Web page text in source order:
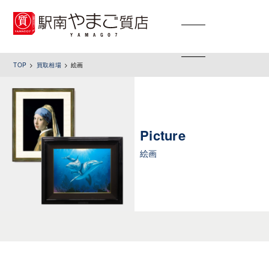
toggle
TOP 買取相場 絵画
Picture
絵画